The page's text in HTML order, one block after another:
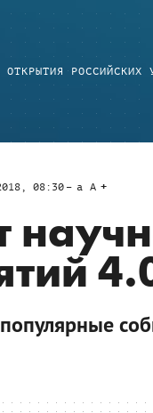
ОТКРЫТИЯ РОССИЙСКИХ
08:30 a A